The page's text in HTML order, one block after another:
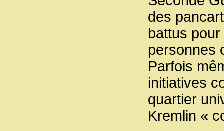
des
battus
personnes
Parfois
initiatives
quartier
Kremlin «